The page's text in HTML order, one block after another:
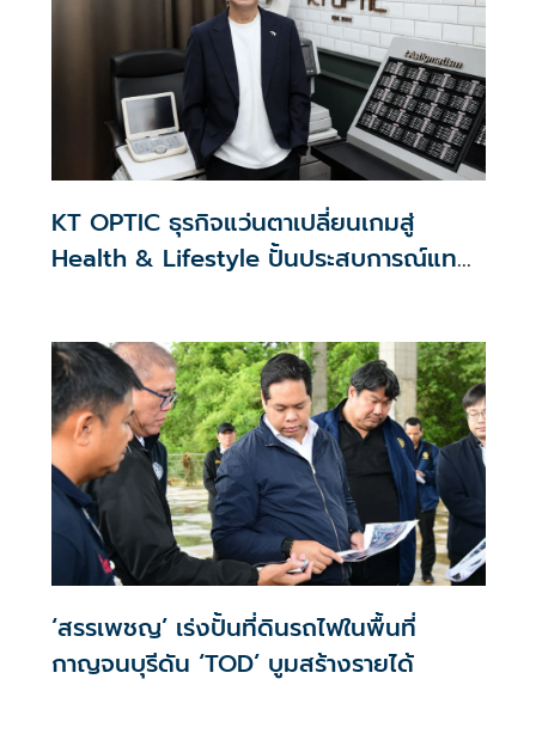
KT OPTIC ธุรกิจแว่นตาเปลี่ยนเกมสู่
Health & Lifestyle ปั้นประสบการณ์แทน
‘สรรเพชญ’ เร่งปั้นที่ดินรถไฟในพื้นที่
กาญจนบุรีดัน ‘TOD’ บูมสร้างรายได้